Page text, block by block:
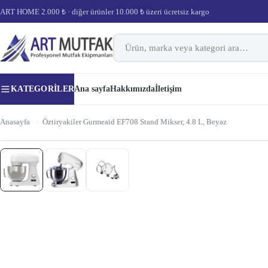
ART HOME 2.000 ₺ · diğer ürünler 10.000 ₺ üzeri ücretsiz kargo
KATEGORILERAna sayfaHakkımızdaİletişim
Anasayfa › Öztiryakiler Gurmeaid EF708 Stand Mikser, 4.8 L, Beyaz